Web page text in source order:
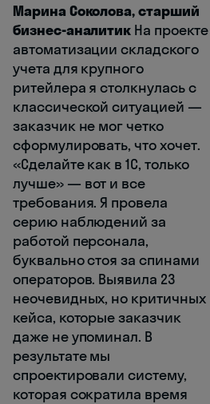
Марина Соколова, старший
бизнес-аналитик На проекте
автоматизации складского
учета для крупного
ритейлера я столкнулась с
классической ситуацией —
заказчик не мог четко
сформулировать, что хочет.
«Сделайте как в 1С, только
лучше» — вот и все
требования. Я провела
серию наблюдений за
работой персонала,
буквально стоя за спинами
операторов. Выявила 23
неочевидных, но критичных
кейса, которые заказчик
даже не упоминал. В
результате мы
спроектировали систему,
которая сократила время